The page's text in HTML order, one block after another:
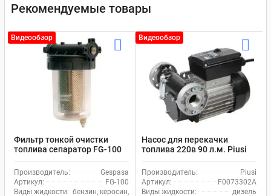
Рекомендуемые товары
Видеообзор
Фильтр тонкой очистки
топлива сепаратор FG-100
Gespasa
Производитель:
Gespasa
Артикул:
FG-100
Виды жидкости: бензин, керосин, дизель
Видеообзор
Насос для перекачки
топлива 220в 90 л.м. Piusi
Panther 90 F0073302A
Производитель:
Piusi
Артикул:
F0073302A
Виды жидкости:
дизель